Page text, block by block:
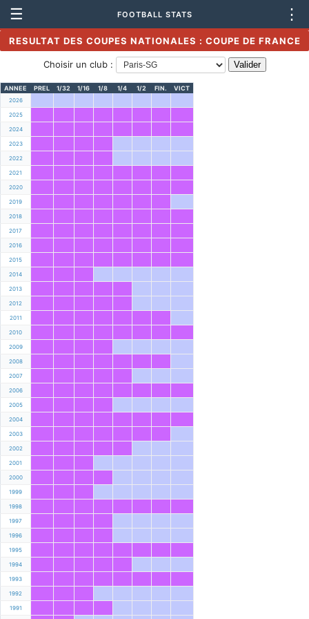
☰ FOOTBALL STATS ⋮
RESULTAT DES COUPES NATIONALES : COUPE DE FRANCE
Choisir un club :
ANNEE PREL 1/32 1/16 1/8 1/4 1/2 FIN. VICT
2026
2025
2024
2023
2022
2021
2020
2019
2018
2017
2016
2015
2014
2013
2012
2011
2010
2009
2008
2007
2006
2005
2004
2003
2002
2001
2000
1999
1998
1997
1996
1995
1994
1993
1992
1991